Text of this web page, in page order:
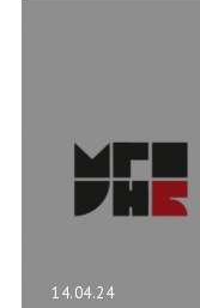
14.04.24